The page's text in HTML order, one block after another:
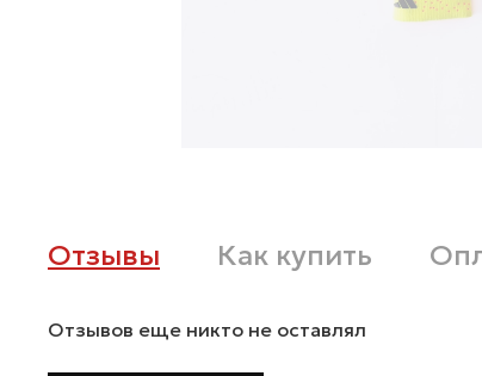
Отзывы Как купить
Отзывов еще никто не оставлял